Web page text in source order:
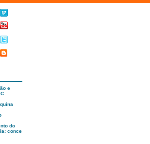
e
do
concerto